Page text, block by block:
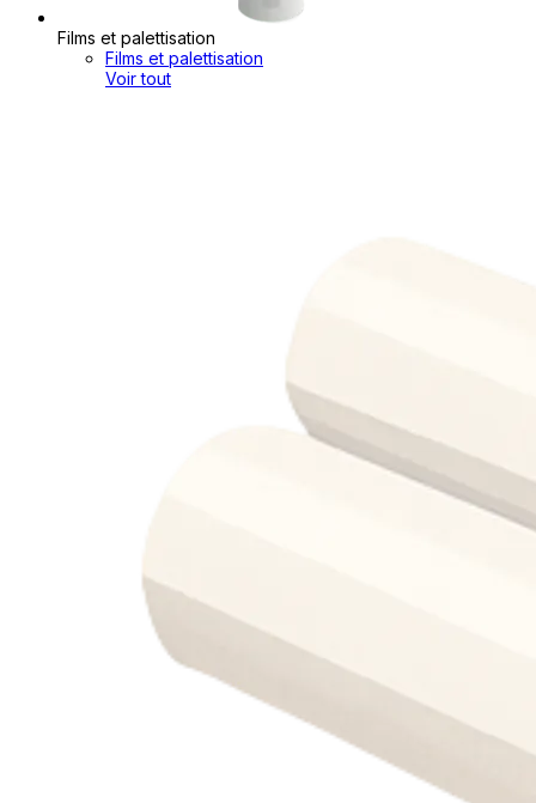
Films et palettisation
Films et palettisation
Voir tout